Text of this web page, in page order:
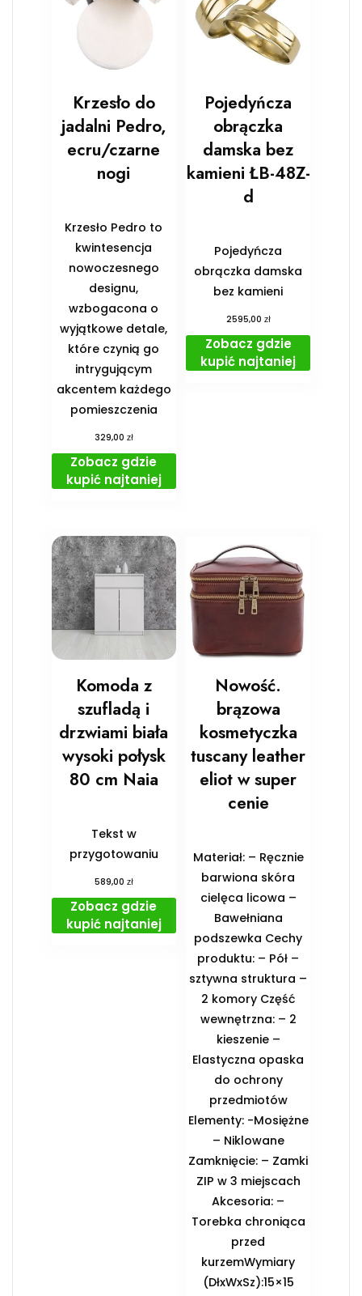
Krzesło do
jadalni Pedro,
ecru/czarne
nogi
Krzesło Pedro to
kwintesencja
nowoczesnego
designu,
wzbogacona o
wyjątkowe detale,
które czynią go
intrygującym
akcentem każdego
pomieszczenia
329,00 zł
Zobacz gdzie
kupić najtaniej
Pojedyńcza
obrączka
damska bez
kamieni ŁB-48Z-
d
Pojedyńcza
obrączka damska
bez kamieni
2595,00 zł
Zobacz gdzie
kupić najtaniej
Komoda z
szufladą i
drzwiami biała
wysoki połysk
80 cm Naia
Tekst w
przygotowaniu
589,00 zł
Zobacz gdzie
kupić najtaniej
Nowość.
brązowa
kosmetyczka
tuscany leather
eliot w super
cenie
Materiał: – Ręcznie
barwiona skóra
cielęca licowa –
Bawełniana
podszewka Cechy
produktu: – Pół –
sztywna struktura –
2 komory Część
wewnętrzna: – 2
kieszenie –
Elastyczna opaska
do ochrony
przedmiotów
Elementy: -Mosiężne
– Niklowane
Zamknięcie: – Zamki
ZIP w 3 miejscach
Akcesoria: –
Torebka chroniąca
przed
kurzemWymiary
(DłxWxSz):15×15